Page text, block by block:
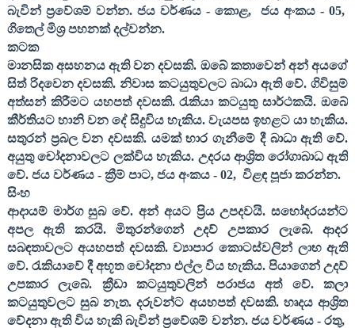
බැවින් ප්‍රවේශම් වන්න. ජය වර්ණය - කොළ, ජය අංකය -05,
ගිතෙල් මිශ්‍ර පහනක් දල්වන්න.
කටක
මානසික අසහනය ඇති වන දවසකි. ඔබේ කතාවෙන් අන් අයගේ
සිත් රිදවෙන දවසකි. නිවාස කටයුතුවලට බාධා ඇති වේ. ගිවිසුම්
අත්සන් කිරීමට යහපත් දවසකි. රැකියා කටයුතු සාර්ථකයි. ඔබේ
කීර්තියට හානි වන දේ සිදුවිය හැකිය. වැයපස ඉහළට යා හැකිය.
සතුරන් ප්‍රබල වන දවසකි. යමක් භාර ගැනීමේ දී බාධා ඇති වේ.
අයුතු චෝදනාවලට ලක්විය හැකිය. උදරය ආශ්‍රිත රෝගාබාධ ඇති
වේ. ජය වර්ණය - ක්‍රීම් පාට, ජය අංකය - 02, විළඳ පූජා කරන්න.
සිංහ
ආදායම් මාර්ග සුබ වේ. අන් අයට ප්‍රිය උපදවයි. සහෝදරයන්ට
අපල ඇති කරයි. මිතුරන්ගෙන් උදව් උපකාර ලැබේ. ආදර
සබඳතාවලට අයහපත් දවසකි. ව්‍යාපාර කොටස්වලින් ලාභ ඇති
වේ. රැකියාවේ දී අභූත චෝදනා එල්ල විය හැකිය. පියාගෙන් උදව්
උපකාර ලැබේ. ක්‍රීඩා කටයුතුවලින් පරාජය අත් වේ. කලා
කටයුතුවලට සුබ නැත. දරුවන්ට අයහපත් දවසකි. හෘදය ආශ්‍රිත
වේදනා ඇති විය හැකි බැවින් ප්‍රවේශම් වන්න. ජය වර්ණය - රතු,